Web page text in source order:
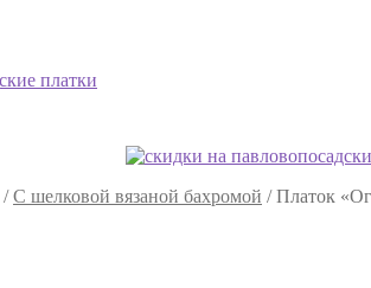
/С шелковой вязаной бахромой /Платок